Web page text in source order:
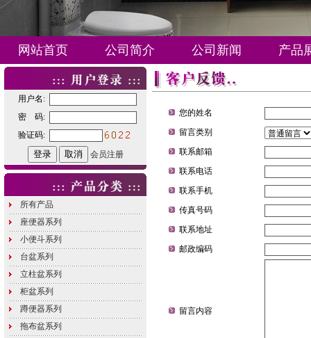
网站首页 公司简介 公司新闻 产品
用户名:
密 码:
验证码:
会员注册
所有产品
座便器系列
小便斗系列
台盆系列
立柱盆系列
柜盆系列
蹲便器系列
拖布盆系列